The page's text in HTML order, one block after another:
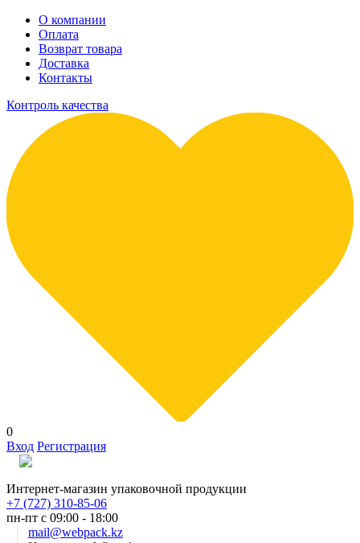
О компании
Оплата
Возврат товара
Доставка
Контакты
Контроль качества
0
Вход Регистрация
Интернет-магазин упаковочной продукции
+7 (727) 310-85-06
пн-пт с 09:00 - 18:00
mail@webpack.kz